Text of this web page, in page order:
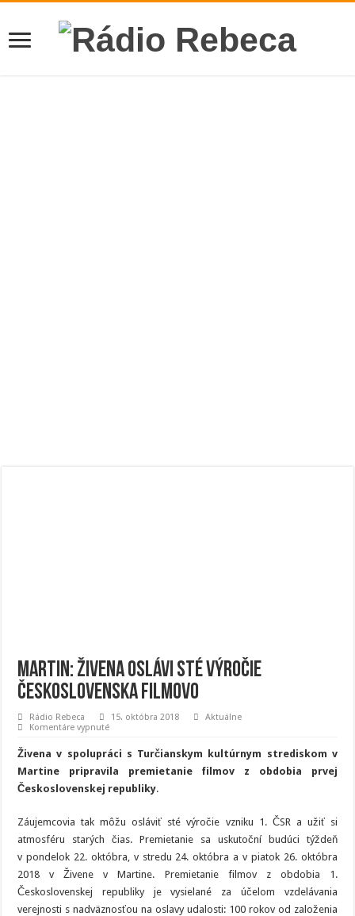
Martin: Živena oslávi sté výročie
Československa filmovo
Rádio Rebeca 15. októbra 2018
Aktuálne
Komentáre vypnuténa
Živena
oslávi
sté
výročie
Československa
Živena v spolupráci s Turčianskym kultúrnym strediskom v
Martine pripravila premietanie filmov z obdobia prvej
Československej republiky.
Záujemcovia tak môžu osláviť sté výročie vzniku 1. ČSR a užiť si
atmosféru starých čias. Premietanie sa uskutoční budúci týždeň
v pondelok 22. októbra, v stredu 24. októbra a v piatok 26. októbra
2018 v Živene v Martine. Premietanie filmov z obdobia 1.
Československej republiky je vysielané za účelom vzdelávania
verejnosti s nadväznosťou na oslavy udalosti: 100 rokov od založenia